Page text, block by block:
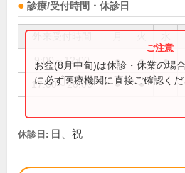
診療/受付時間・休診日
9:00～12:00 ● ● ●
17:00～20:00 ● ●
お盆(8月中旬)は休診・休業の場
に必ず医療機関に直接ご確認くだ
休診日: 日、祝